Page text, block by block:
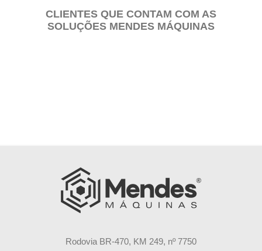
CLIENTES QUE CONTAM COM AS
SOLUÇÕES MENDES MÁQUINAS
Rodovia BR-470, KM 249, nº 7750